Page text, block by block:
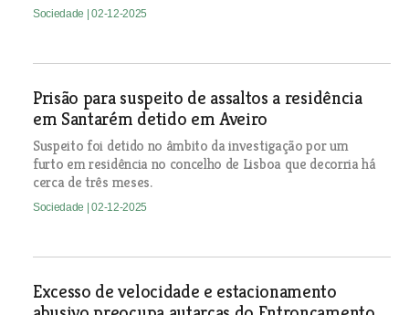
Sociedade | 02-12-2025
Prisão para suspeito de assaltos a residência
em Santarém detido em Aveiro
Suspeito foi detido no âmbito da investigação por um
furto em residência no concelho de Lisboa que decorria há
cerca de três meses.
Sociedade | 02-12-2025
Excesso de velocidade e estacionamento